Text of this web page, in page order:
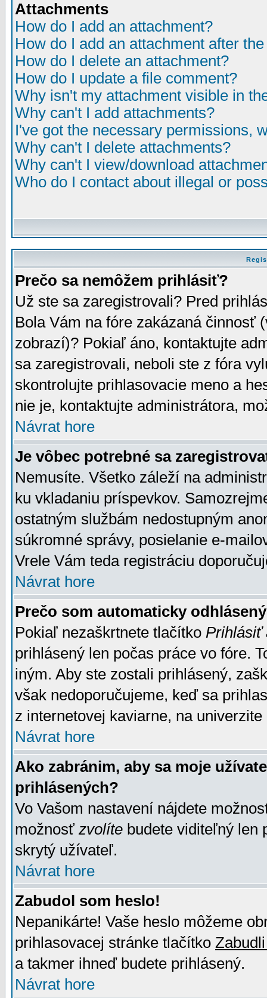
Attachments
How do I add an attachment?
How do I add an attachment after
How do I delete an attachment?
How do I update a file comment?
Why isn't my attachment visible in
Why can't I add attachments?
I've got the necessary permissions,
Why can't I delete attachments?
Why can't I view/download
Who do I contact about illegal or
Prečo sa nemôžem prihlásiť?
Už ste sa zaregistrovali? Pred
Bola Vám na fóre zakázaná činnosť
zobrazí)? Pokiaľ áno, kontaktujte
sa zaregistrovali, neboli ste z fóra
skontrolujte prihlasovacie meno a
nie je, kontaktujte administrátora,
Návrat hore
Je vôbec potrebné sa
Nemusíte. Všetko záleží na
ku vkladaniu príspevkov.
ostatným službám nedostupným
súkromné správy, posielanie e-
Vrele Vám teda registráciu
Návrat hore
Prečo som automaticky
Pokiaľ nezaškrtnete tlačítko Prihlásiť
prihlásený len počas práce vo fóre.
iným. Aby ste zostali prihlásený,
však nedoporučujeme, keď sa
z internetovej kaviarne, na univerzite
Návrat hore
Ako zabránim, aby sa moje
prihlásených?
Vo Vašom nastavení nájdete
možnosť zvolíte budete viditeľný len
skrytý užívateľ.
Návrat hore
Zabudol som heslo!
Nepanikárte! Vaše heslo môžeme
prihlasovacej stránke tlačítko
a takmer ihneď budete prihlásený.
Návrat hore